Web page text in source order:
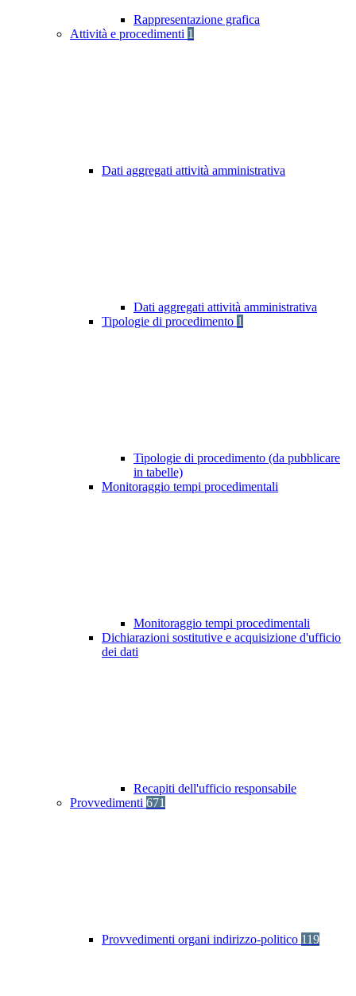
Rappresentazione grafica
Attività e procedimenti 1
Dati aggregati attività amministrativa
Dati aggregati attività amministrativa
Tipologie di procedimento 1
Tipologie di procedimento (da pubblicare
in tabelle)
Monitoraggio tempi procedimentali
Monitoraggio tempi procedimentali
Dichiarazioni sostitutive e acquisizione d'ufficio
dei dati
Recapiti dell'ufficio responsabile
Provvedimenti 671
Provvedimenti organi indirizzo-politico 119